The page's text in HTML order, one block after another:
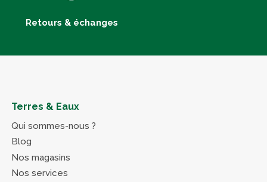
Retours & échanges
Terres & Eaux
Qui sommes-nous ?
Blog
Nos magasins
Nos services